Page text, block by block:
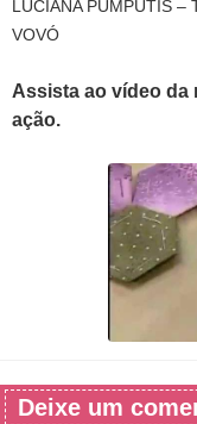
LUCIANA PUMPUTIS –
VOVÓ
Assista ao vídeo da
ação.
Deixe um